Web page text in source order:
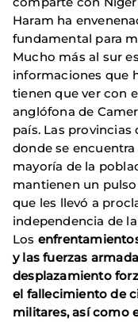
Haram ha
fundamental para
Mucho más al sur
informaciones que
tienen que ver con
anglófona de
país. Las provincias
donde se
mayoría de la
mantienen un
que les llevó a
independencia de
Los
y las fuerzas
desplazamiento
el fallecimiento de
militares, así como